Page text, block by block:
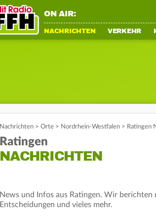
ON AIR:
NACHRICHTEN VERKEHR
Nachrichten > Orte > Nordrhein-Westfalen > Ratingen
Ratingen
NACHRICHTEN
News und Infos aus Ratingen. Wir
Entscheidungen und vieles mehr.